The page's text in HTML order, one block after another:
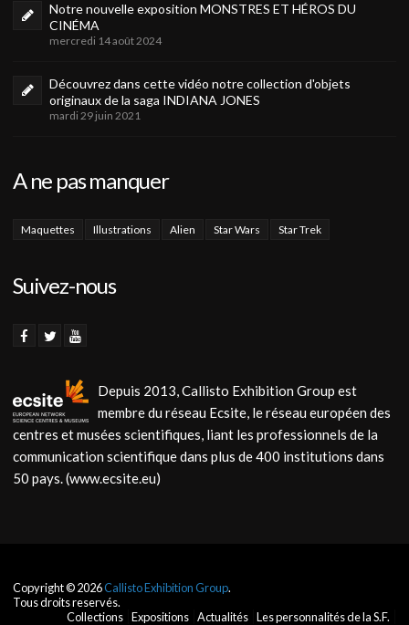
Notre nouvelle exposition MONSTRES ET HÉROS DU
CINÉMA
mercredi 14 août 2024
Découvrez dans cette vidéo notre collection d'objets
originaux de la saga INDIANA JONES
mardi 29 juin 2021
A ne pas manquer
Maquettes Illustrations Alien Star Wars Star Trek
Suivez-nous
Depuis 2013, Callisto Exhibition Group est
membre du réseau Ecsite, le réseau européen des
centres et musées scientifiques, liant les professionnels de la
communication scientifique dans plus de 400 institutions dans
50 pays. (www.ecsite.eu)
Copyright © 2026Callisto Exhibition Group.
Tous droits reservés.
Collections Expositions Actualités Les personnalités de la S.F.